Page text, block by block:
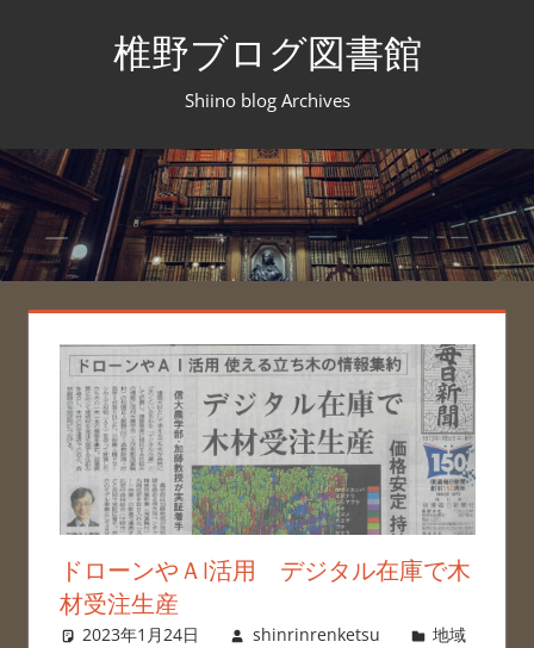
ツ
へ
ス
キ
椎野ブログ図書館
Shiino blog Archives
ドローンやＡI活用 デジタル在庫で木
材受注生産
2023年1月24日 shinrinrenketsu
地域